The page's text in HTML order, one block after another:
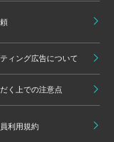
ィング広告について
く上での注意点
利用規約